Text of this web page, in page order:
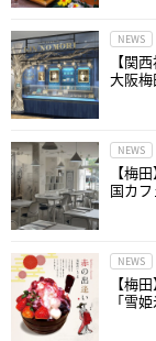
NEWS
【関
大阪
NEWS
【梅
国カ
NEWS
【梅
「雪